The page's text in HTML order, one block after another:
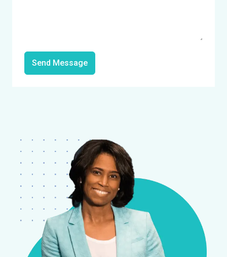
Send Message